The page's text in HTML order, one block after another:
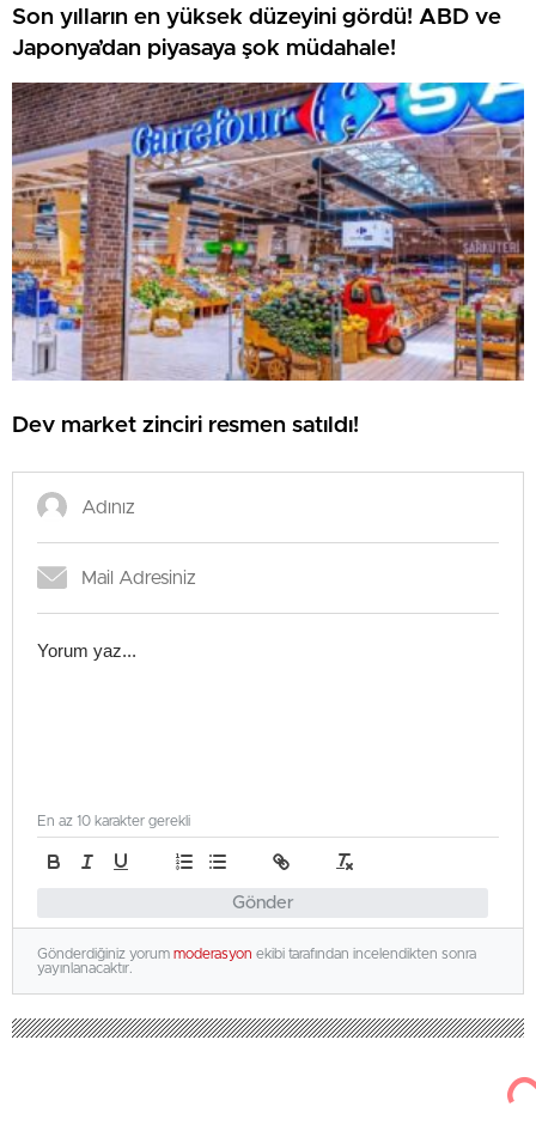
Son yılların en yüksek düzeyini gördü! ABD ve
Japonya’dan piyasaya şok müdahale!
Dev market zinciri resmen satıldı!
Gönder
En az 10 karakter gerekli
Gönderdiğiniz yorum moderasyon ekibi tarafından incelendikten sonra
yayınlanacaktır.